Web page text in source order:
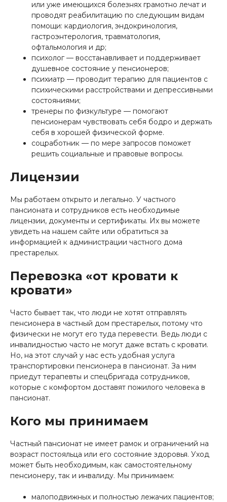
или уже имеющихся болезнях грамотно лечат и
проводят реабилитацию по следующим видам
помощи: кардиология, эндокринология,
гастроэнтерология, травматология,
офтальмология и др;
психолог — восстанавливает и поддерживает
душевное состояние у пенсионеров;
психиатр — проводит терапию для пациентов с
психическими расстройствами и депрессивными
состояниями;
тренеры по физкультуре — помогают
пенсионерам чувствовать себя бодро и держать
себя в хорошей физической форме.
соцработник — по мере запросов поможет
решить социальные и правовые вопросы.
Лицензии
Мы работаем открыто и легально. У частного
пансионата и сотрудников есть необходимые
лицензии, документы и сертификаты. Их вы можете
увидеть на нашем сайте или обратиться за
информацией к администрации частного дома
престарелых.
Перевозка «от кровати к
кровати»
Часто бывает так, что люди не хотят отправлять
пенсионера в частный дом престарелых, потому что
физически не могут его туда перевести. Ведь люди с
инвалидностью часто не могут даже встать с кровати.
Но, на этот случай у нас есть удобная услуга
транспортировки пенсионера в пансионат. За ним
приедут терапевты и спецбригада сотрудников,
которые с комфортом доставят пожилого человека в
пансионат.
Кого мы принимаем
Частный пансионат не имеет рамок и ограничений на
возраст постояльца или его состояние здоровья. Уход
может быть необходимым, как самостоятельному
пенсионеру, так и инвалиду. Мы принимаем:
малоподвижных и полностью лежачих пациентов;